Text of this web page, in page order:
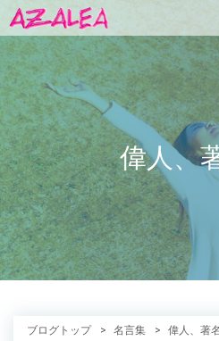
偉人、
ブログトップ 名言集 偉人、著